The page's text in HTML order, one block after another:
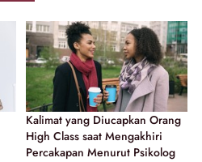
Kalimat yang Diucapkan Orang
High Class saat Mengakhiri
Percakapan Menurut Psikolog